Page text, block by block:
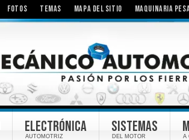
FOTOS TEMAS MAPA DEL SITIO MAQUINARIA
ELECTRÓNICA
AUTOMOTRIZ
SISTEMAS
DEL MOTOR A